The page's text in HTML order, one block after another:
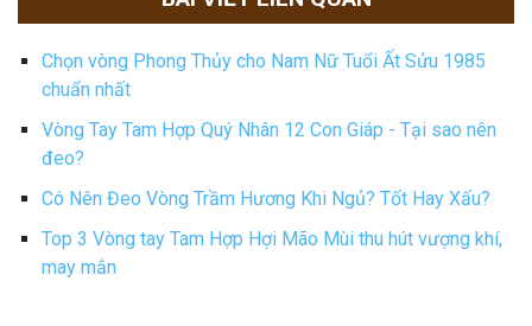
Chọn vòng Phong Thủy cho Nam Nữ Tuổi Ất Sửu 1985
chuẩn nhất
Vòng Tay Tam Hợp Quý Nhân 12 Con Giáp - Tại sao nên
đeo?
Có Nên Đeo Vòng Trầm Hương Khi Ngủ? Tốt Hay Xấu?
Top 3 Vòng tay Tam Hợp Hợi Mão Mùi thu hút vượng khí,
may mắn